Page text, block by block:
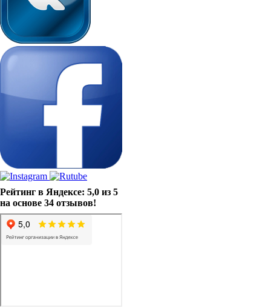
Рейтинг в Яндексе: 5,0 из 5
на основе 34 отзывов!